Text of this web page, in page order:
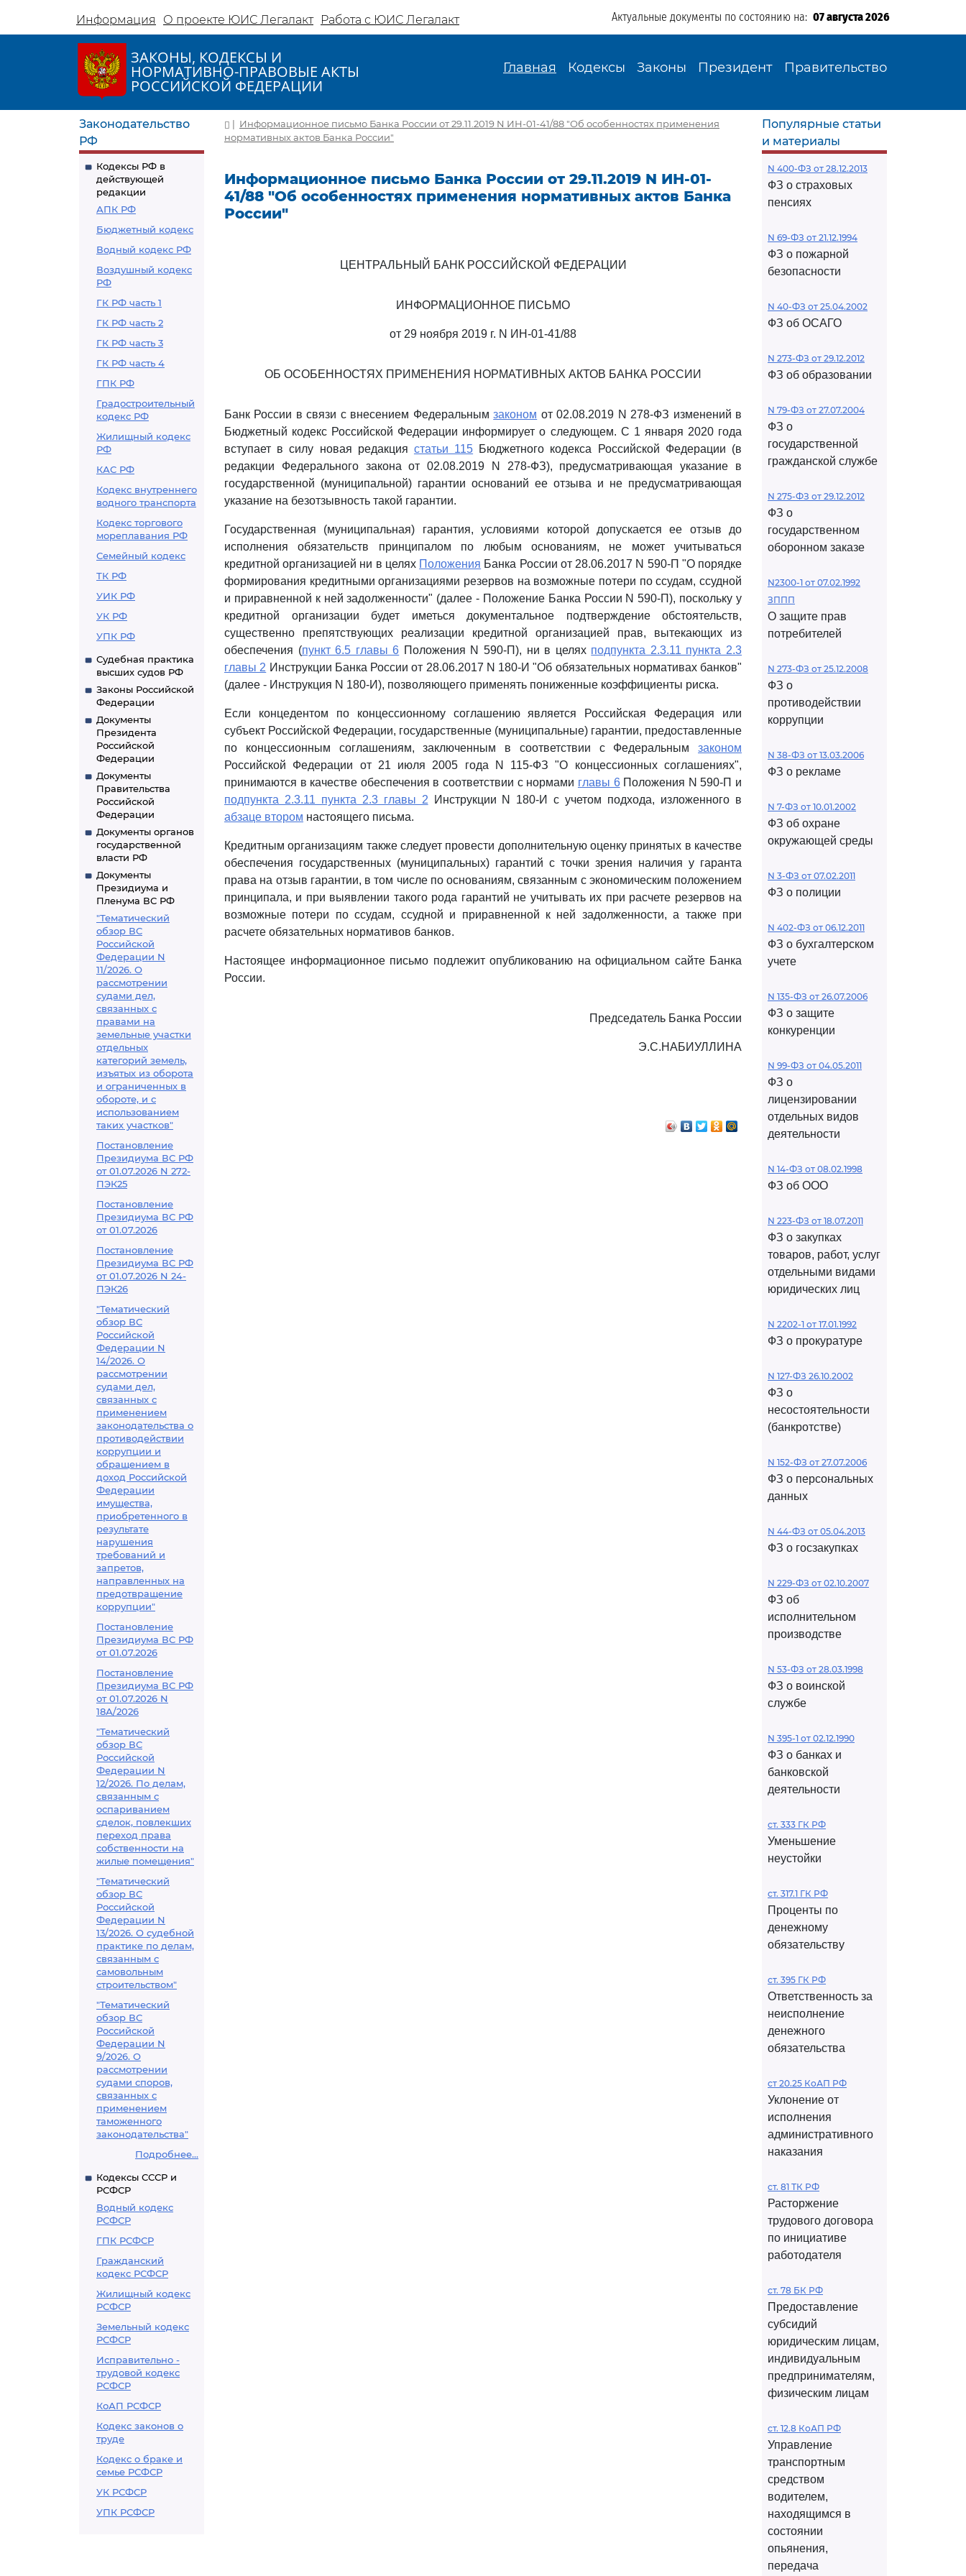
Информация О проекте ЮИС Легалакт Работа с ЮИС Легалакт Актуальные документы по состоянию на: 07 августа 2026
ЗАКОНЫ, КОДЕКСЫ И
НОРМАТИВНО-ПРАВОВЫЕ АКТЫ
РОССИЙСКОЙ ФЕДЕРАЦИИ
Главная Кодексы Законы Президент Правительство
Законодательство
РФ
Кодексы РФ в
действующей
редакции
АПК РФ
Бюджетный кодекс
Водный кодекс РФ
Воздушный кодекс
РФ
ГК РФ часть 1
ГК РФ часть 2
ГК РФ часть 3
ГК РФ часть 4
ГПК РФ
Градостроительный
кодекс РФ
Жилищный кодекс
РФ
КАС РФ
Кодекс внутреннего
водного транспорта
Кодекс торгового
мореплавания РФ
Семейный кодекс
ТК РФ
УИК РФ
УК РФ
УПК РФ
Судебная практика
высших судов РФ
Законы Российской
Федерации
Документы
Президента
Российской
Федерации
Документы
Правительства
Российской
Федерации
Документы органов
государственной
власти РФ
Документы
Президиума и
Пленума ВС РФ
"Тематический
обзор ВС
Российской
Федерации N
11/2026. О
рассмотрении
судами дел,
связанных с
правами на
земельные участки
отдельных
категорий земель,
изъятых из оборота
и ограниченных в
обороте, и с
использованием
таких участков"
Постановление
Президиума ВС РФ
от 01.07.2026 N 272-
ПЭК25
Постановление
Президиума ВС РФ
от 01.07.2026
Постановление
Президиума ВС РФ
от 01.07.2026 N 24-
ПЭК26
"Тематический
обзор ВС
Российской
Федерации N
14/2026. О
рассмотрении
судами дел,
связанных с
применением
законодательства о
противодействии
коррупции и
обращением в
доход Российской
Федерации
имущества,
приобретенного в
результате
нарушения
требований и
запретов,
направленных на
предотвращение
коррупции"
Постановление
Президиума ВС РФ
от 01.07.2026
Постановление
Президиума ВС РФ
от 01.07.2026 N
18А/2026
"Тематический
обзор ВС
Российской
Федерации N
12/2026. По делам,
связанным с
оспариванием
сделок, повлекших
переход права
собственности на
жилые помещения"
"Тематический
обзор ВС
Российской
Федерации N
13/2026. О судебной
практике по делам,
связанным с
самовольным
строительством"
"Тематический
обзор ВС
Российской
Федерации N
9/2026. О
рассмотрении
судами споров,
связанных с
применением
таможенного
законодательства"
Подробнее...
Кодексы СССР и
РСФСР
Водный кодекс
РСФСР
ГПК РСФСР
Гражданский
кодекс РСФСР
Жилищный кодекс
РСФСР
Земельный кодекс
РСФСР
Исправительно -
трудовой кодекс
РСФСР
КоАП РСФСР
Кодекс законов о
труде
Кодекс о браке и
семье РСФСР
УК РСФСР
УПК РСФСР
| Информационное письмо Банка России от 29.11.2019 N ИН-01-41/88 "Об особенностях применения
нормативных актов Банка России"
Информационное письмо Банка России от 29.11.2019 N ИН-01-
41/88 "Об особенностях применения нормативных актов Банка
России"
ЦЕНТРАЛЬНЫЙ БАНК РОССИЙСКОЙ ФЕДЕРАЦИИ
ИНФОРМАЦИОННОЕ ПИСЬМО
от 29 ноября 2019 г. N ИН-01-41/88
ОБ ОСОБЕННОСТЯХ ПРИМЕНЕНИЯ НОРМАТИВНЫХ АКТОВ БАНКА РОССИИ
Банк России в связи с внесением Федеральнымзаконом от 02.08.2019 N 278-ФЗ изменений в
Бюджетный кодекс Российской Федерации информирует о следующем. С 1 января 2020 года
вступает в силу новая редакция статьи 115 Бюджетного кодекса Российской Федерации (в
редакции Федерального закона от 02.08.2019 N 278-ФЗ), предусматривающая указание в
государственной (муниципальной) гарантии оснований ее отзыва и не предусматривающая
указание на безотзывность такой гарантии.
Государственная (муниципальная) гарантия, условиями которой допускается ее отзыв до
исполнения обязательств принципалом по любым основаниям, не может учитываться
кредитной организацией ни в целях Положения Банка России от 28.06.2017 N 590-П "О порядке
формирования кредитными организациями резервов на возможные потери по ссудам, ссудной
и приравненной к ней задолженности" (далее - Положение Банка России N 590-П), поскольку у
кредитной организации будет иметься документальное подтверждение обстоятельств,
существенно препятствующих реализации кредитной организацией прав, вытекающих из
обеспечения (пункт 6.5 главы 6 Положения N 590-П), ни в целях подпункта 2.3.11 пункта 2.3
главы 2 Инструкции Банка России от 28.06.2017 N 180-И "Об обязательных нормативах банков"
(далее - Инструкция N 180-И), позволяющего применять пониженные коэффициенты риска.
Если концедентом по концессионному соглашению является Российская Федерация или
субъект Российской Федерации, государственные (муниципальные) гарантии, предоставленные
по концессионным соглашениям, заключенным в соответствии с Федеральным законом
Российской Федерации от 21 июля 2005 года N 115-ФЗ "О концессионных соглашениях",
принимаются в качестве обеспечения в соответствии с нормами главы 6Положения N 590-П и
подпункта 2.3.11 пункта 2.3 главы 2 Инструкции N 180-И с учетом подхода, изложенного в
абзаце втором настоящего письма.
Кредитным организациям также следует провести дополнительную оценку принятых в качестве
обеспечения государственных (муниципальных) гарантий с точки зрения наличия у гаранта
права на отзыв гарантии, в том числе по основаниям, связанным с экономическим положением
принципала, и при выявлении такого рода гарантий не учитывать их при расчете резервов на
возможные потери по ссудам, ссудной и приравненной к ней задолженности, а также при
расчете обязательных нормативов банков.
Настоящее информационное письмо подлежит опубликованию на официальном сайте Банка
России.
Председатель Банка России
Э.С.НАБИУЛЛИНА
Популярные статьи
и материалы
N 400-ФЗ от 28.12.2013
ФЗ о страховых
пенсиях
N 69-ФЗ от 21.12.1994
ФЗ о пожарной
безопасности
N 40-ФЗ от 25.04.2002
ФЗ об ОСАГО
N 273-ФЗ от 29.12.2012
ФЗ об образовании
N 79-ФЗ от 27.07.2004
ФЗ о
государственной
гражданской службе
N 275-ФЗ от 29.12.2012
ФЗ о
государственном
оборонном заказе
N2300-1 от 07.02.1992
ЗППП
О защите прав
потребителей
N 273-ФЗ от 25.12.2008
ФЗ о
противодействии
коррупции
N 38-ФЗ от 13.03.2006
ФЗ о рекламе
N 7-ФЗ от 10.01.2002
ФЗ об охране
окружающей среды
N 3-ФЗ от 07.02.2011
ФЗ о полиции
N 402-ФЗ от 06.12.2011
ФЗ о бухгалтерском
учете
N 135-ФЗ от 26.07.2006
ФЗ о защите
конкуренции
N 99-ФЗ от 04.05.2011
ФЗ о
лицензировании
отдельных видов
деятельности
N 14-ФЗ от 08.02.1998
ФЗ об ООО
N 223-ФЗ от 18.07.2011
ФЗ о закупках
товаров, работ, услуг
отдельными видами
юридических лиц
N 2202-1 от 17.01.1992
ФЗ о прокуратуре
N 127-ФЗ 26.10.2002
ФЗ о
несостоятельности
(банкротстве)
N 152-ФЗ от 27.07.2006
ФЗ о персональных
данных
N 44-ФЗ от 05.04.2013
ФЗ о госзакупках
N 229-ФЗ от 02.10.2007
ФЗ об
исполнительном
производстве
N 53-ФЗ от 28.03.1998
ФЗ о воинской
службе
N 395-1 от 02.12.1990
ФЗ о банках и
банковской
деятельности
ст. 333 ГК РФ
Уменьшение
неустойки
ст. 317.1 ГК РФ
Проценты по
денежному
обязательству
ст. 395 ГК РФ
Ответственность за
неисполнение
денежного
обязательства
ст 20.25 КоАП РФ
Уклонение от
исполнения
административного
наказания
ст. 81 ТК РФ
Расторжение
трудового договора
по инициативе
работодателя
ст. 78 БК РФ
Предоставление
субсидий
юридическим лицам,
индивидуальным
предпринимателям,
физическим лицам
ст. 12.8 КоАП РФ
Управление
транспортным
средством
водителем,
находящимся в
состоянии
опьянения,
передача